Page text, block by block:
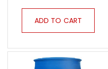
ADD TO CART